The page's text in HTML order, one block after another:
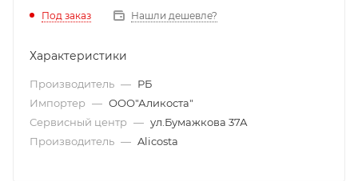
Под заказ Нашли дешевле?
Характеристики
Производитель — РБ
Импортер — ООО"Аликоста"
Сервисный центр — ул.Бумажкова 37А
Производитель — Alicosta